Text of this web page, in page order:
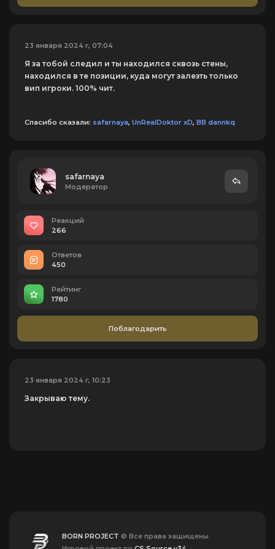
23 января 2024 г, 07:04
Я за тобой следил и ты находился сквозь стены,
находился в те позиции, куда могут залезть только
вип игроки. 100% чит.
Спасибо сказали: safarnaya, UnRealDoktor xD, ВВ dannkq
safarnaya
Модератор
Реакций
266
Ответов
450
Рейтинг
1780
Поблагодарить
23 января 2024 г, 10:23
Закрываю тему.
BORN PROJECT © Все права защищены